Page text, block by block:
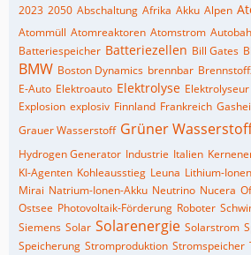
2023 2050 Abschaltung Afrika Akku Alpen
Atommüll Atomreaktoren Atomstrom
Batteriespeicher Batteriezellen Bill Gates
BMW Boston Dynamics brennbar
E-Auto Elektroauto Elektrolyse Elektrolyseur
Explosion explosiv Finnland Frankreich
Grauer Wasserstoff Grüner
Hydrogen Generator Industrie Italien
KI-Agenten Kohleausstieg Leuna Lithium-Ionen
Mirai Natrium-Ionen-Akku Neutrino Nucera
Ostsee Photovoltaik-Förderung Roboter
Siemens Solar Solarenergie Solarstrom
Speicherung Stromproduktion Stromspeicher